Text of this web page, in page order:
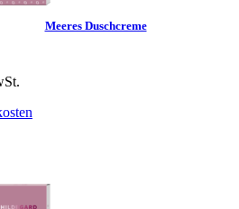
Meeres Duschcreme